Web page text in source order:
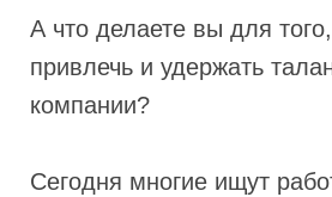
А что делаете вы для
привлечь и удержать
компании?
Сегодня многие ищут